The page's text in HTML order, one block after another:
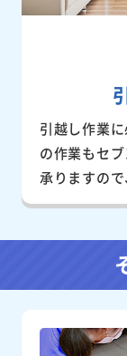
引越し作業
の作業もセ
承りますので